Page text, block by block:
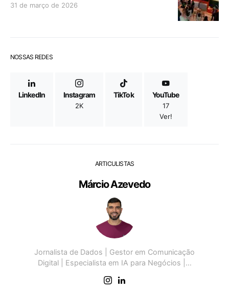
31 de março de 2026
NOSSAS REDES
LinkedIn Instagram
2K
TikTok YouTube
17
Ver!
ARTICULISTAS
Márcio Azevedo
Jornalista de Dados | Gestor em Comunicação
Digital | Especialista em IA para Negócios |…